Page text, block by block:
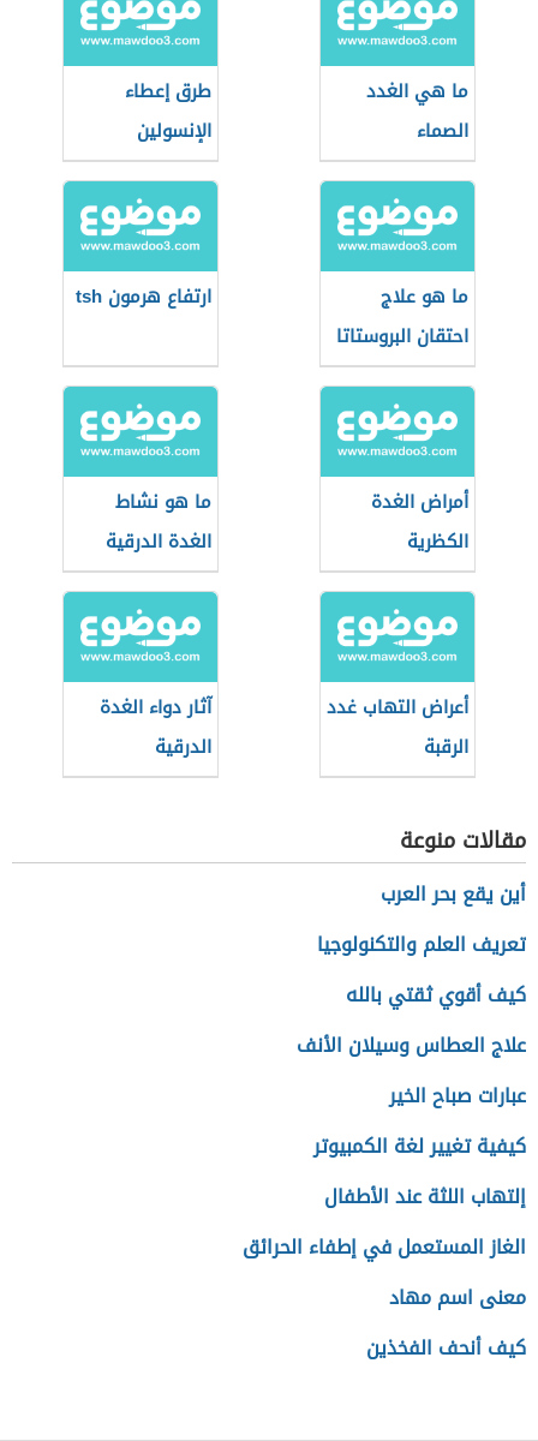
ما هي الغدد
الصماء
طرق إعطاء
الإنسولين
ما هو علاج
احتقان البروستاتا
ارتفاع هرمون tsh
أمراض الغدة
الكظرية
ما هو نشاط
الغدة الدرقية
أعراض التهاب غدد
الرقبة
آثار دواء الغدة
الدرقية
مقالات منوعة
أين يقع بحر العرب
تعريف العلم والتكنولوجيا
كيف أقوي ثقتي بالله
علاج العطاس وسيلان الأنف
عبارات صباح الخير
كيفية تغيير لغة الكمبيوتر
إلتهاب اللثة عند الأطفال
الغاز المستعمل في إطفاء الحرائق
معنى اسم مهاد
كيف أنحف الفخذين